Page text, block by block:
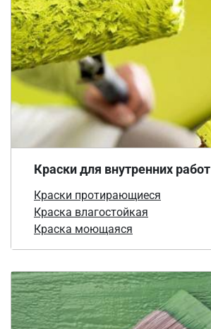
Краски для внутренних работ
Краски протирающиеся
Краска влагостойкая
Краска моющаяся